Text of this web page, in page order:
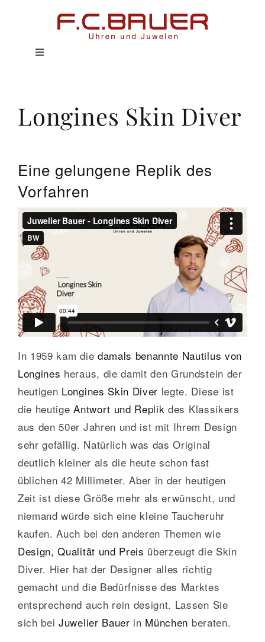
Toggle
UHREN
HISTORIE
GALERIE
KONTAKT
Longines Skin Diver
Eine gelungene Replik des
Vorfahren
In 1959 kam die damals benannte Nautilus von
Longines heraus, die damit den Grundstein der
heutigen Longines Skin Diver legte. Diese ist
die heutigeAntwort und Replik des Klassikers
aus den 50er Jahren und ist mit Ihrem Design
sehr gefällig. Natürlich was das Original
deutlich kleiner als die heute schon fast
üblichen 42 Millimeter. Aber in der heutigen
Zeit ist diese Größe mehr als erwünscht, und
niemand würde sich eine kleine Taucheruhr
kaufen. Auch bei den anderen Themen wie
Design, Qualität und Preis überzeugt die Skin
Diver. Hier hat der Designer alles richtig
gemacht und die Bedürfnisse des Marktes
entsprechend auch rein designt. Lassen Sie
sich beiJuwelier Bauer in München beraten.